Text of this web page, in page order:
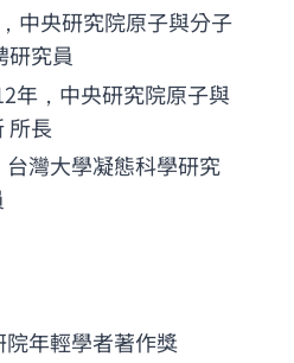
中央研究院原子與分子
研究員
年，中央研究院原子與
所長
灣大學凝態科學研究
年輕學者著作獎